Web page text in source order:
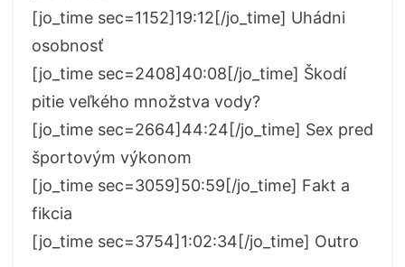
[jo_time sec=1152]19:12[/jo_time] Uhádni
osobnosť
[jo_time sec=2408]40:08[/jo_time] Škodí
pitie veľkého množstva vody?
[jo_time sec=2664]44:24[/jo_time] Sex pred
športovým výkonom
[jo_time sec=3059]50:59[/jo_time] Fakt a
fikcia
[jo_time sec=3754]1:02:34[/jo_time] Outro